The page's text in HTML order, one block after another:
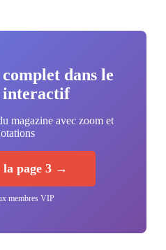
dans le
interactif
magazine avec zoom et
page 3 →
membres VIP